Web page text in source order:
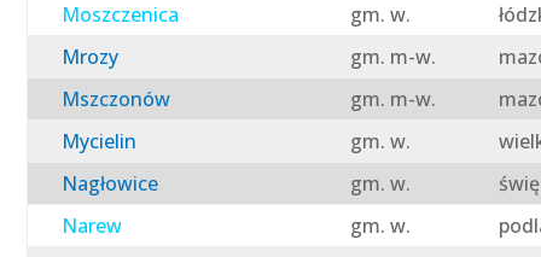
Moszczenica
gm. w.
Mrozy
gm. m-w.
Mszczonów
gm. m-w.
Mycielin
gm. w.
Nagłowice
gm. w.
Narew
gm. w.